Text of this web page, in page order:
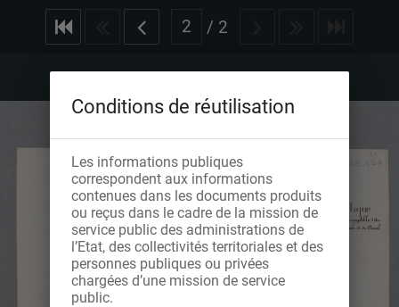
/ 2
Conditions de réutilisation
Les informations publiques
correspondent aux informations
contenues dans les documents produits
ou reçus dans le cadre de la mission de
service public des administrations de
l’Etat, des collectivités territoriales et des
personnes publiques ou privées
chargées d’une mission de service
public.